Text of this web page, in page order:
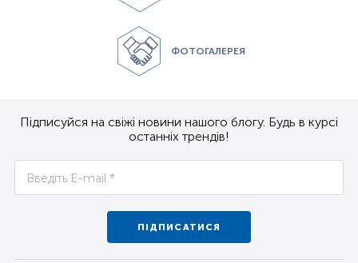
ФОТОГАЛЕРЕЯ
Підписуйся на свіжі новини нашого блогу. Будь в курсі
останніх трендів!
ПІДПИСАТИСЯ